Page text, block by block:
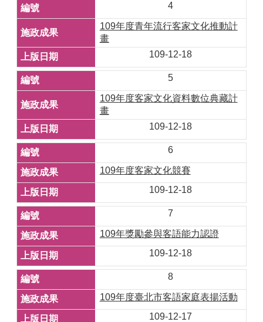
4
109年度青年流行客家文化推動計
畫
109-12-18
5
109年度客家文化資料數位典藏計
畫
109-12-18
6
109年度客家文化競賽
109-12-18
7
109年獎勵參與客語能力認證
109-12-18
8
109年度臺北市客語家庭表揚活動
109-12-17